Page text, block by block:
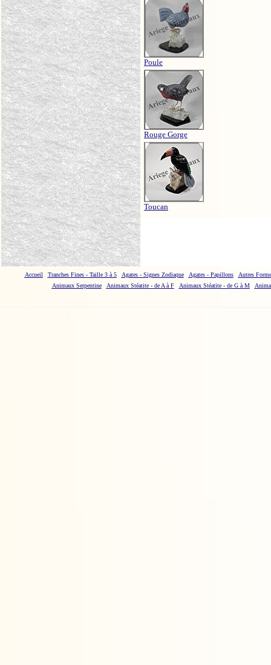
Poule
Rouge Gorge
Toucan
Accueil Tranches Fines - Taille 3 à 5 Agates - Signes Zodiaque Agates - Papillons
Autres
Animaux Serpentine
Animaux Stéatite - de A à F Animaux Stéatite - de G à M